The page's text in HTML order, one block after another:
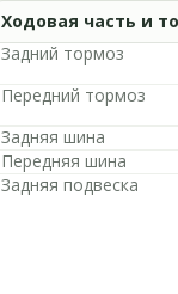
Ходовая часть и
Задний тормоз
Передний тормоз
Задняя шина
Передняя шина
Задняя подвеска